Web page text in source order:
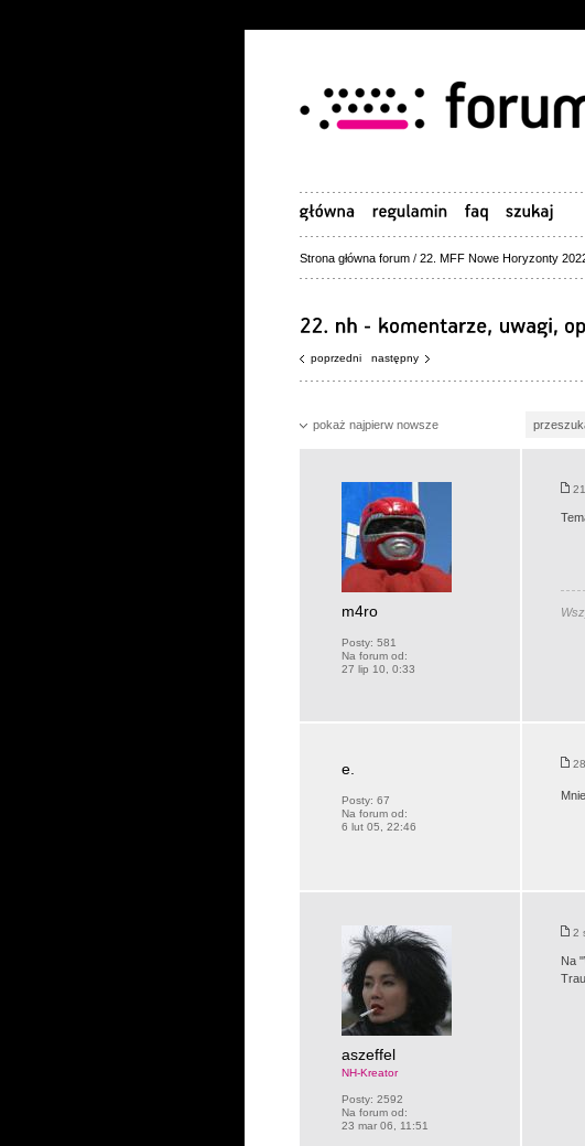
Strona główna forum / 22. MFF Nowe Horyzonty
poprzedni następny
pokaż najpierw nowsze
m4ro
Posty: 581
Na forum od:
27 lip 10, 0:33
e.
Posty: 67
Na forum od:
6 lut 05, 22:46
aszeffel
NH-Kreator
Posty: 2592
Na forum od:
23 mar 06, 11:51
2
Na